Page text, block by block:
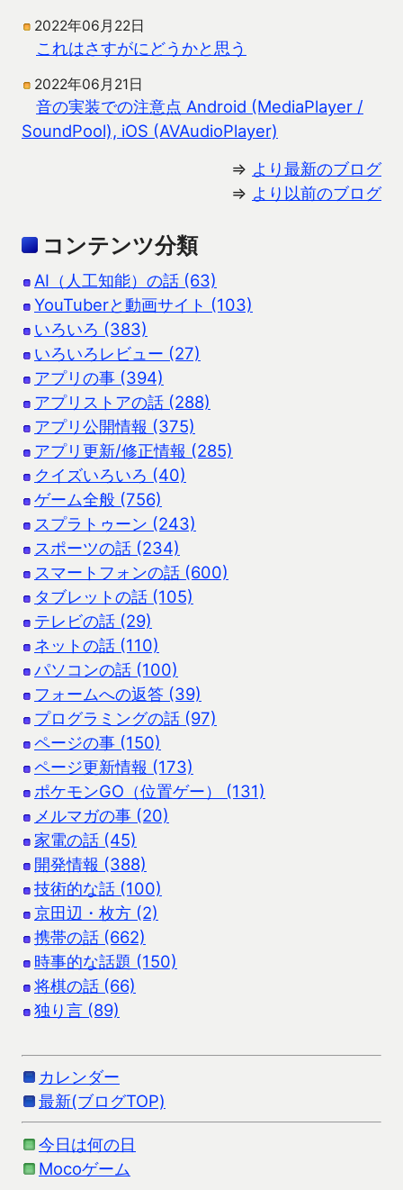
2022年06月22日
これはさすがにどうかと思う
2022年06月21日
音の実装での注意点 Android (MediaPlayer /
SoundPool), iOS (AVAudioPlayer)
⇒ より最新のブログ
⇒ より以前のブログ
コンテンツ分類
AI（人工知能）の話 (63)
YouTuberと動画サイト (103)
いろいろ (383)
いろいろレビュー (27)
アプリの事 (394)
アプリストアの話 (288)
アプリ公開情報 (375)
アプリ更新/修正情報 (285)
クイズいろいろ (40)
ゲーム全般 (756)
スプラトゥーン (243)
スポーツの話 (234)
スマートフォンの話 (600)
タブレットの話 (105)
テレビの話 (29)
ネットの話 (110)
パソコンの話 (100)
フォームへの返答 (39)
プログラミングの話 (97)
ページの事 (150)
ページ更新情報 (173)
ポケモンGO（位置ゲー） (131)
メルマガの事 (20)
家電の話 (45)
開発情報 (388)
技術的な話 (100)
京田辺・枚方 (2)
携帯の話 (662)
時事的な話題 (150)
将棋の話 (66)
独り言 (89)
カレンダー
最新(ブログTOP)
今日は何の日
Mocoゲーム